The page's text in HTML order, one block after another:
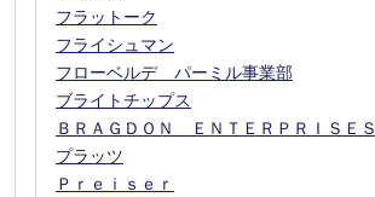
フラットーク
フライシュマン
フローベルデ パーミル事業部
ブライトチップス
ＢＲＡＧＤＯＮ ＥＮＴＥＲＰＲＩＳＥＳ
プラッツ
Ｐｒｅｉｓｅｒ